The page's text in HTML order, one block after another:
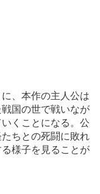
、本作の主人公は
国の世で戦いなが
くことになる。公
ちとの死闘に敗れ
様子を見ることが